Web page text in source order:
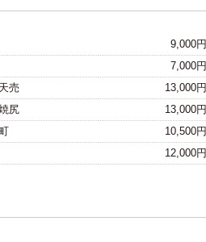
9,000円
7,000円
売
13,000円
尻
13,000円
10,500円
12,000円